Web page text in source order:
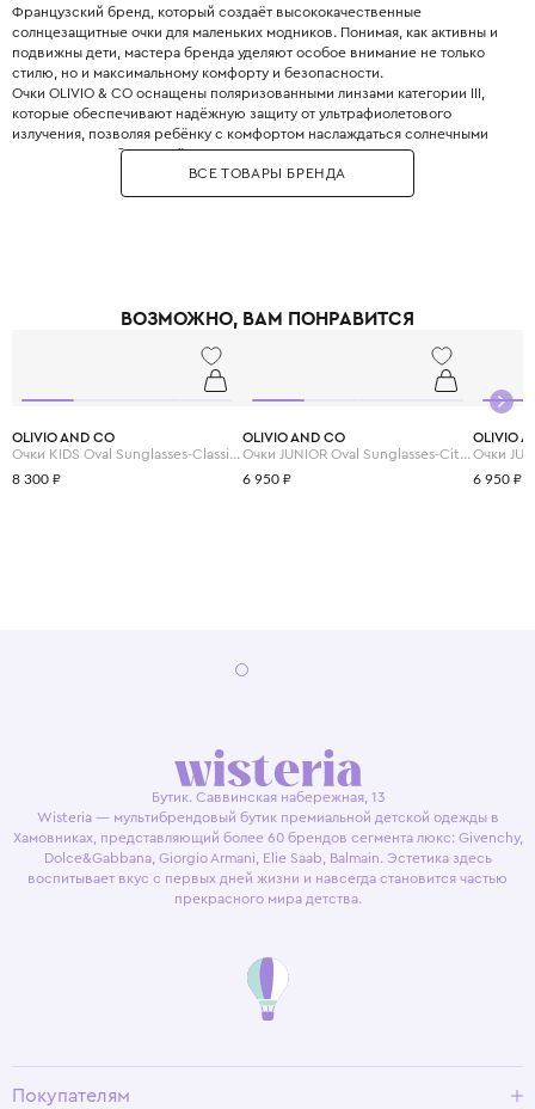
Французский бренд, который создаёт высококачественные
солнцезащитные очки для маленьких модников. Понимая, как активны и
подвижны дети, мастера бренда уделяют особое внимание не только
стилю, но и максимальному комфорту и безопасности.
Очки OLIVIO & CO оснащены поляризованными линзами категории III,
которые обеспечивают надёжную защиту от ультрафиолетового
излучения, позволяя ребёнку с комфортом наслаждаться солнечными
днями. Модели бренда лёгкие, прочные, с гнущимися дужками, что
делает их удобными для ношения. Очки OLIVIO & CO – это не просто
аксессуар, а настоящая находка для стильных детей.
ВСЕ ТОВАРЫ БРЕНДА
ВОЗМОЖНО, ВАМ ПОНРАВИТСЯ
OLIVIO AND CO
Очки KIDS Oval Sunglasses-Classic Olivio-Squid Black
8 300 ₽
OLIVIO AND CO
Очки JUNIOR Oval Sunglasses-Citrus Garden-Grapefruit Pink
6 950 ₽
OLIVIO
6 950 ₽
Бутик. Саввинская набережная, 13
Wisteria — мультибрендовый бутик премиальной детской одежды в
Хамовниках, представляющий более 60 брендов сегмента люкс: Givenchy,
Dolce&Gabbana, Giorgio Armani, Elie Saab, Balmain. Эстетика здесь
воспитывает вкус с первых дней жизни и навсегда становится частью
прекрасного мира детства.
Покупателям